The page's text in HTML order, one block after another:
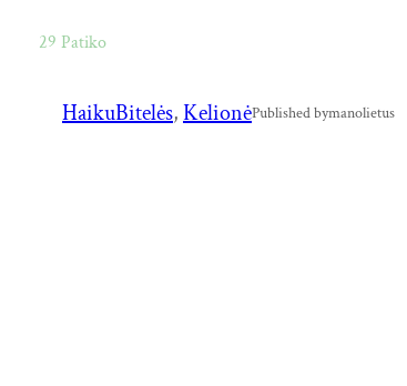
29 Patiko
HaikuBitelės, KelionėPublished bymanolietus